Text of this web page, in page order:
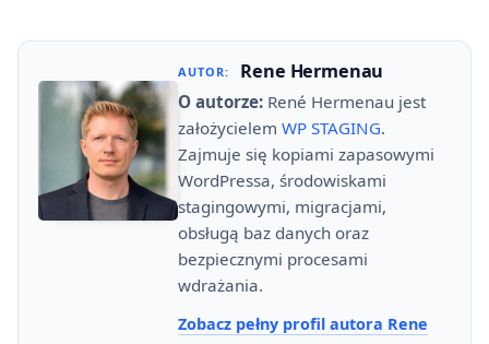
AUTOR: Rene Hermenau
O autorze: René Hermenau jest
założycielem WP STAGING.
Zajmuje się kopiami zapasowymi
WordPressa, środowiskami
stagingowymi, migracjami,
obsługą baz danych oraz
bezpiecznymi procesami
wdrażania.
Zobacz pełny profil autora Rene